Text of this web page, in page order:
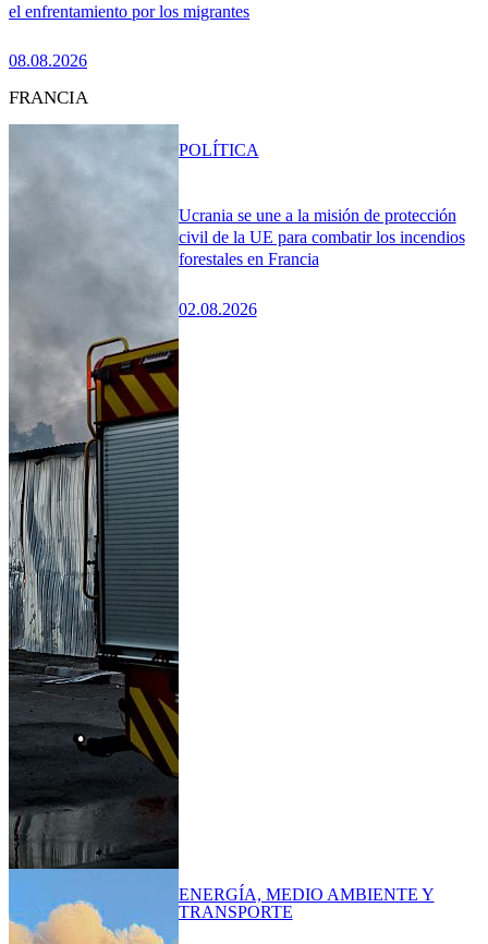
el enfrentamiento por los migrantes
08.08.2026
FRANCIA
Ucrania se une a la misión de protección
civil de la UE para combatir los incendios
forestales en Francia
02.08.2026
POLÍTICA
ENERGÍA, MEDIO AMBIENTE Y
TRANSPORTE